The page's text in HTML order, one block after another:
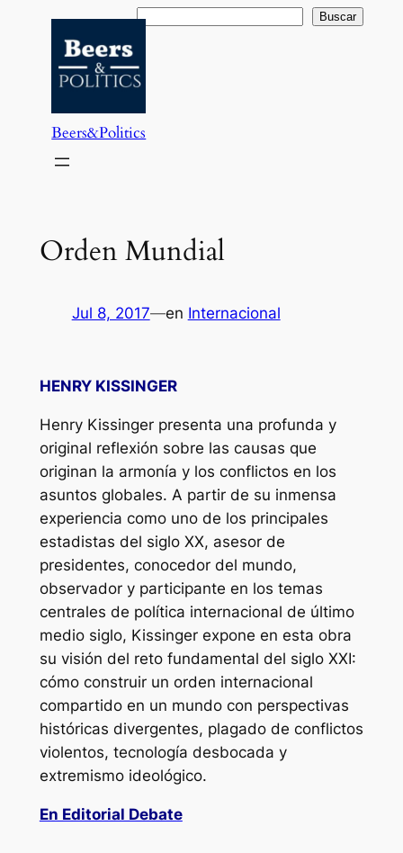
contenido
Buscar Buscar
Beers&Politics
Orden Mundial
Jul 8, 2017—en Internacional
HENRY KISSINGER
Henry Kissinger presenta una profunda y
original reflexión sobre las causas que
originan la armonía y los conflictos en los
asuntos globales. A partir de su inmensa
experiencia como uno de los principales
estadistas del siglo XX, asesor de
presidentes, conocedor del mundo,
observador y participante en los temas
centrales de política internacional de último
medio siglo, Kissinger expone en esta obra
su visión del reto fundamental del siglo XXI:
cómo construir un orden internacional
compartido en un mundo con perspectivas
históricas divergentes, plagado de conflictos
violentos, tecnología desbocada y
extremismo ideológico.
En Editorial Debate